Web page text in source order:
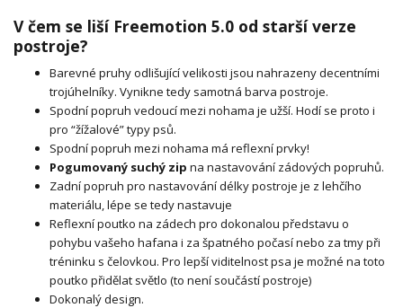
V čem se liší Freemotion 5.0 od starší verze
postroje?
Barevné pruhy odlišující velikosti jsou nahrazeny decentními
trojúhelníky. Vynikne tedy samotná barva postroje.
Spodní popruh vedoucí mezi nohama je užší. Hodí se proto i
pro “žížalové” typy psů.
Spodní popruh mezi nohama má reflexní prvky!
Pogumovaný suchý zip na nastavování zádových popruhů.
Zadní popruh pro nastavování délky postroje je z lehčího
materiálu, lépe se tedy nastavuje
Reflexní poutko na zádech pro dokonalou představu o
pohybu vašeho hafana i za špatného počasí nebo za tmy při
tréninku s čelovkou. Pro lepší viditelnost psa je možné na toto
poutko přidělat světlo (to není součástí postroje)
Dokonalý design.